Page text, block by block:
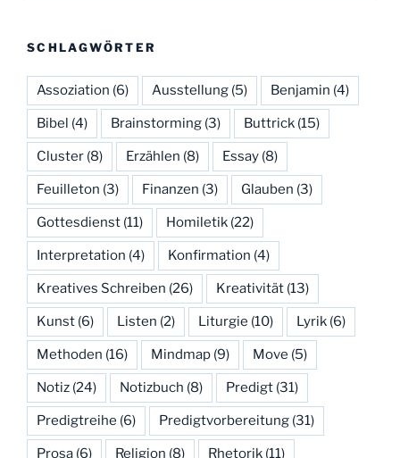
SCHLAGWÖRTER
Assoziation (6) Ausstellung (5) Benjamin (4)
Bibel (4) Brainstorming (3) Buttrick (15)
Cluster (8) Erzählen (8) Essay (8)
Feuilleton (3) Finanzen (3) Glauben (3)
Gottesdienst (11) Homiletik (22)
Interpretation (4) Konfirmation (4)
Kreatives Schreiben (26) Kreativität (13)
Kunst (6) Listen (2) Liturgie (10) Lyrik (6)
Methoden (16) Mindmap (9) Move (5)
Notiz (24) Notizbuch (8) Predigt (31)
Predigtreihe (6) Predigtvorbereitung (31)
Prosa (6) Religion (8) Rhetorik (11)